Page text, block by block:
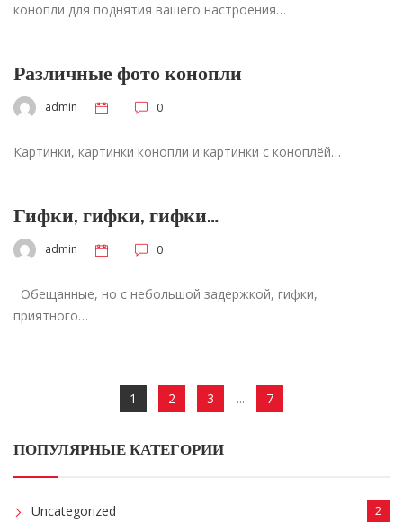
конопли для поднятия вашего настроения…
Различные фото конопли
admin 0
Картинки, картинки конопли и картинки с коноплёй…
Гифки, гифки, гифки…
admin 0
Обещанные, но с небольшой задержкой, гифки,
приятного…
1 2 3 ... 7
ПОПУЛЯРНЫЕ КАТЕГОРИИ
Uncategorized 2